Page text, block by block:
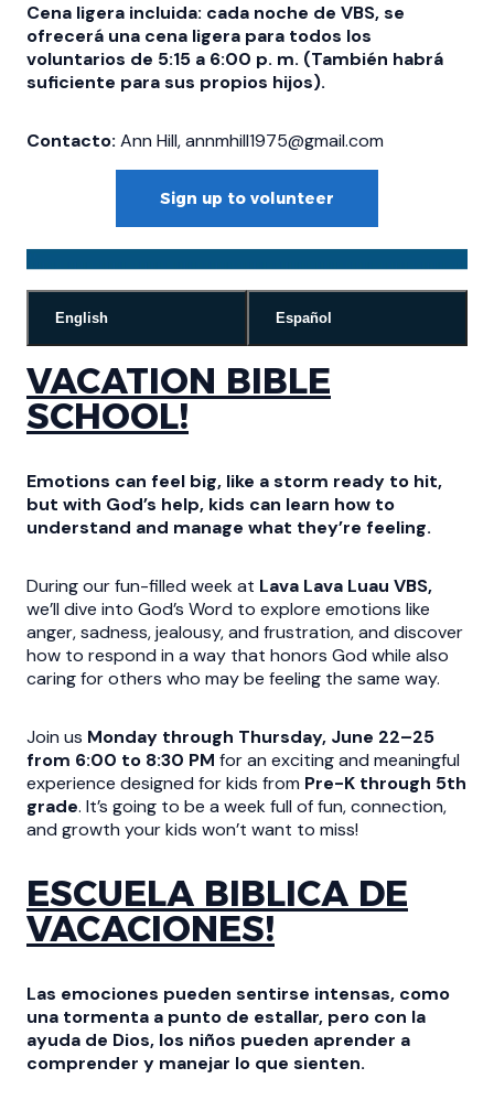
Cena ligera incluida: cada noche de VBS, se
ofrecerá una cena ligera para todos los
voluntarios de 5:15 a 6:00 p. m. (También habrá
suficiente para sus propios hijos).
Contacto: Ann Hill, annmhill1975@gmail.com
Sign up to volunteer
English Español
VACATION BIBLE
SCHOOL!
Emotions can feel big, like a storm ready to hit,
but with God’s help, kids can learn how to
understand and manage what they’re feeling.
During our fun-filled week at Lava Lava Luau VBS,
we’ll dive into God’s Word to explore emotions like
anger, sadness, jealousy, and frustration, and discover
how to respond in a way that honors God while also
caring for others who may be feeling the same way.
Join us Monday through Thursday, June 22–25
from 6:00 to 8:30 PM for an exciting and meaningful
experience designed for kids from Pre-K through 5th
grade. It’s going to be a week full of fun, connection,
and growth your kids won’t want to miss!
ESCUELA BIBLICA DE
VACACIONES!
Las emociones pueden sentirse intensas, como
una tormenta a punto de estallar, pero con la
ayuda de Dios, los niños pueden aprender a
comprender y manejar lo que sienten.